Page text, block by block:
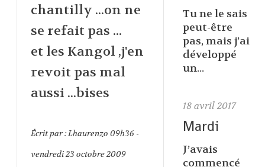
chantilly ...on ne
se refait pas ...
et les Kangol ,j'en
revoit pas mal
aussi ...bises
Écrit par :Lhaurenzo 09h36-
vendredi 23 octobre 2009
Tu ne le sais
peut-être
pas, mais j’ai
développé
un...
18 avril 2017
Mardi
J’avais
commencé